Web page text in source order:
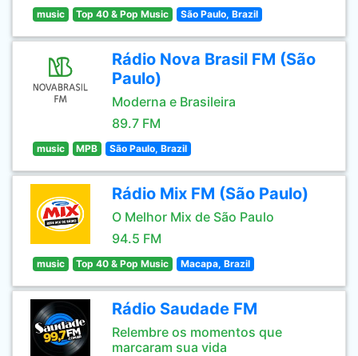
music Top 40 & Pop Music São Paulo, Brazil
Rádio Nova Brasil FM (São
Paulo)
Moderna e Brasileira
89.7 FM
music MPB São Paulo, Brazil
Rádio Mix FM (São Paulo)
O Melhor Mix de São Paulo
94.5 FM
music Top 40 & Pop Music Macapa, Brazil
Rádio Saudade FM
Relembre os momentos que
marcaram sua vida